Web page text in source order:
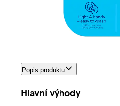
Popis produktu
Hlavní výhody